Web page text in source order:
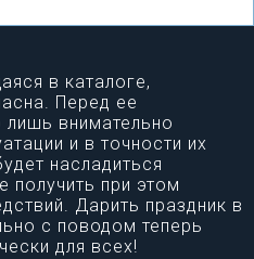
в каталоге,
Перед ее
внимательно
и в точности их
насладиться
при этом
Дарить праздник в
с поводом теперь
для всех!